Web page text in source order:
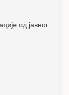
од јавног